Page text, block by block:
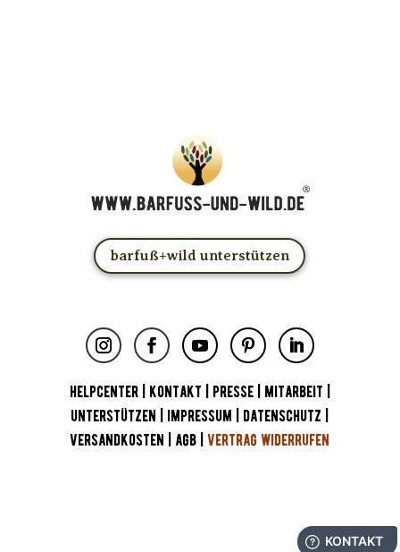
barfuß+wild unterstützen
HELPCENTER| KONTAKT PRESSE| MITARBEIT
UNTERSTÜTZEN
IMPRESSUM DATENSCHUTZ
VERSANDKOSTEN
AGB |VERTRAG WIDERRUFEN